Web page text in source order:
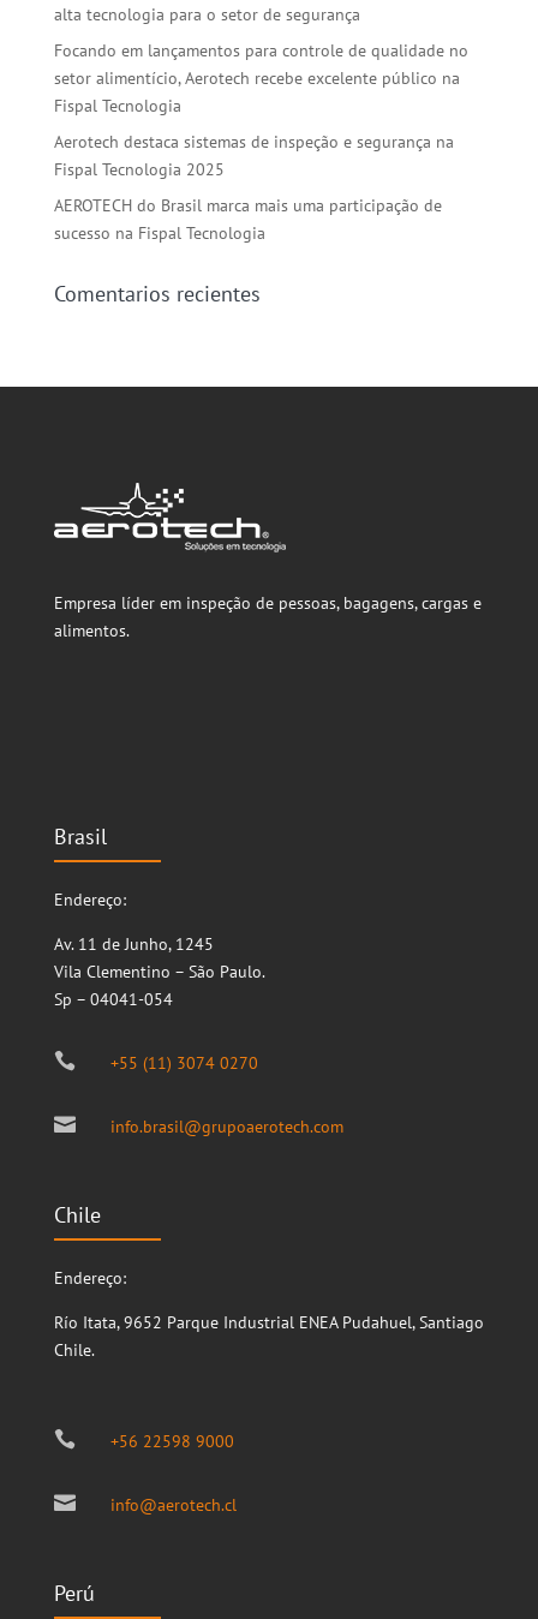
alta tecnologia para o setor de segurança
Focando em lançamentos para controle de qualidade no
setor alimentício, Aerotech recebe excelente público na
Fispal Tecnologia
Aerotech destaca sistemas de inspeção e segurança na
Fispal Tecnologia 2025
AEROTECH do Brasil marca mais uma participação de
sucesso na Fispal Tecnologia
Comentarios recientes
Empresa líder em inspeção de pessoas, bagagens, cargas e
alimentos.
Brasil
Endereço:
Av. 11 de Junho, 1245
Vila Clementino – São Paulo.
Sp – 04041-054
 +55 (11) 3074 0270
 info.brasil@grupoaerotech.com
Chile
Endereço:
Río Itata, 9652 Parque Industrial ENEA Pudahuel, Santiago
Chile.
 +56 22598 9000
 info@aerotech.cl
Perú